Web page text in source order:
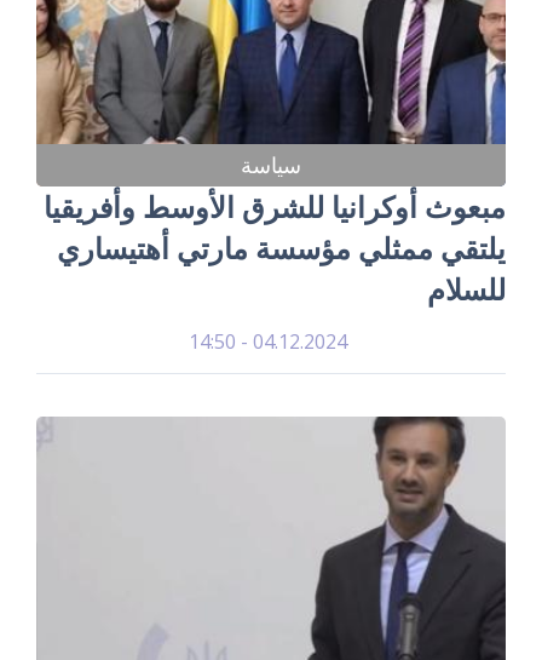
سياسة
مبعوث أوكرانيا للشرق الأوسط وأفريقيا
يلتقي ممثلي مؤسسة مارتي أهتيساري
للسلام
04.12.2024 - 14:50